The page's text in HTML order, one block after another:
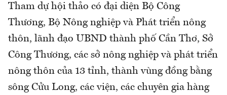
Tham dự hội thảo có đại diện Bộ Công
Thương, Bộ Nông nghiệp và Phát triển nông
thôn, lãnh đạo UBND thành phố Cần Thơ, Sở
Công Thương, các sở nông nghiệp và phát triển
nông thôn của 13 tỉnh, thành vùng đồng bằng
sông Cửu Long, các viện, các chuyên gia hàng